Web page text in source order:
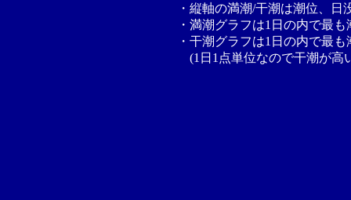
・縦軸の満潮/干潮は潮位、
・満潮グラフは1日の内で最
・干潮グラフは1日の内で最
(1日1点単位なので干潮が高